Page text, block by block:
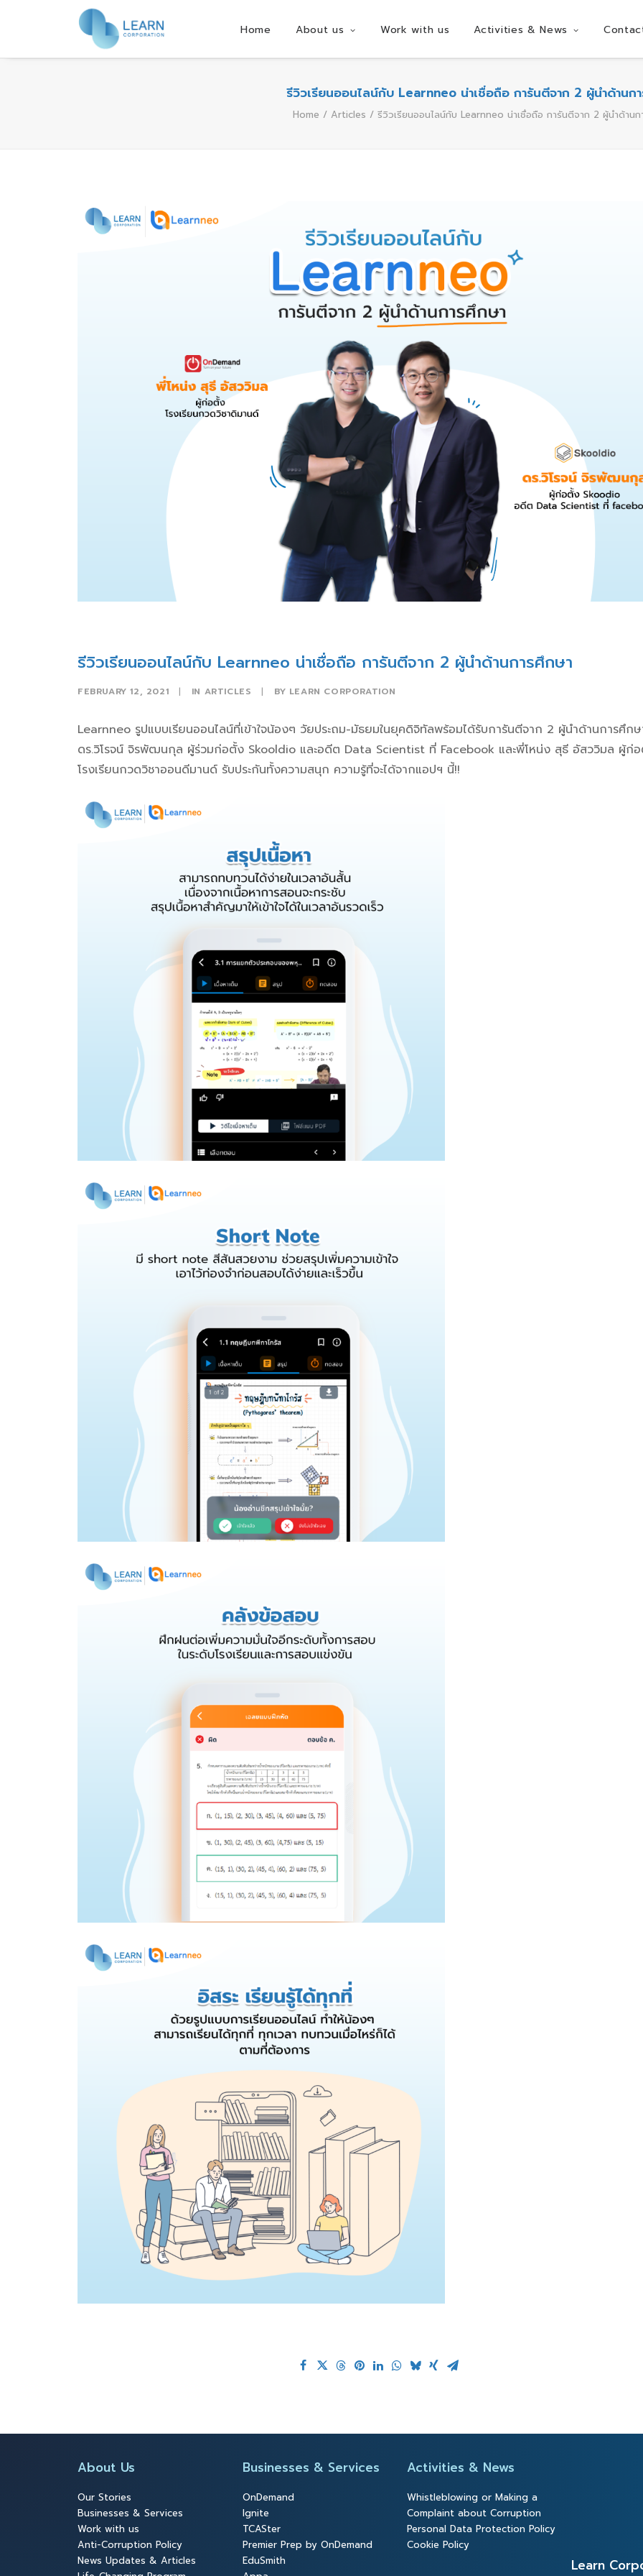
Home About us Work with us Activities & News
รีวิวเรียนออนไลน์กับ Learnneo น่าเชื่อถือ การันตีจาก 2 ผู้นำด้านก
Home Articles รีวิวเรียนออนไลน์กับ Learnneo น่าเชื่อถือ การันตีจาก 2 ผู้นำด้านก
รีวิวเรียนออนไลน์กับ Learnneo น่าเชื่อถือ การันตีจาก 2 ผู้นำด้านการศึกษา
FEBRUARY 12, 2021 | IN ARTICLES | BY LEARN CORPORATION
Learnneo รูปแบบเรียนออนไลน์ที่เข้าใจน้องๆ วัยประถม-มัธยมในยุคดิจิทัลพร้อมได้รับการันตีจาก 2 ผู้นำด้านการศึกษ
ดร.วิโรจน์ จิรพัฒนกุล ผู้ร่วมก่อตั้ง Skooldio และอดีต Data Scientist ที่ Facebook และพี่โหน่ง สุธี อัสววิมล ผู้ก่
โรงเรียนกวดวิชาออนดีมานด์ รับประกันทั้งความสนุก ความรู้ที่จะได้จากแอปฯ นี้!!
About Us
Our Stories
Businesses & Services
Work with us
Anti-Corruption Policy
News Updates & Articles
Businesses & Services
OnDemand
Ignite
TCASter
Premier Prep by OnDemand
EduSmith
Activities & News
Whistleblowing or Making a
Complaint about Corruption
Personal Data Protection Policy
Cookie Policy
Learn